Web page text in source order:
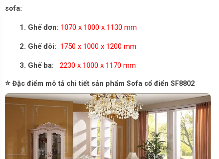
sofa:
1. Ghế đơn: 1070 x 1000 x 1130 mm
2. Ghế đôi: 1750 x 1000 x 1200 mm
3. Ghế ba: 2230 x 1000 x 1170 mm
⭐Đặc điểm mô tả chi tiết sản phẩm Sofa cổ điển SF8802